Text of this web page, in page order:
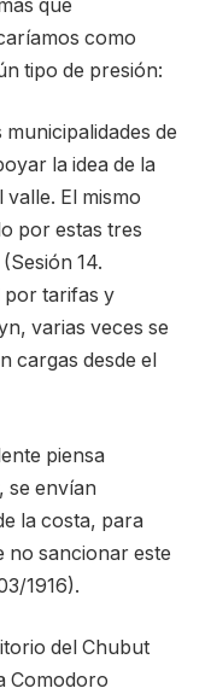
que
como
tipo de presión:
de
la idea de la
El mismo
por estas tres
14.
por tarifas y
varias veces se
cargas desde el
piensa
se envían
la costa, para
no sancionar este
1916).
del Chubut
Comodoro